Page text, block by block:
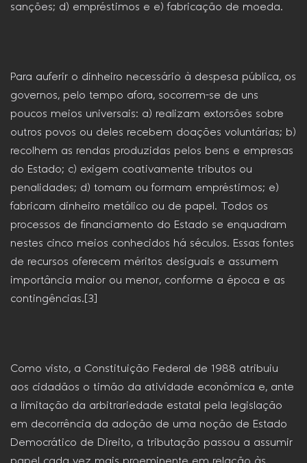
sanções; d) empréstimos e e) fabricação de moeda.
Para auferir o dinheiro necessário à despesa pública, os
governos, pelo tempo afora, socorrem-se de uns
poucos meios universais: a) realizam extorsões sobre
outros povos ou deles recebem doações voluntárias; b)
recolhem as rendas produzidas pelos bens e empresas
do Estado; c) exigem coativamente tributos ou
penalidades; d) tomam ou formam empréstimos; e)
fabricam dinheiro metálico ou de papel. Todos os
processos de financiamento do Estado se enquadram
nestes cinco meios conhecidos há séculos. Essas fontes
de recursos oferecem méritos desiguais e assumem
importância maior ou menor, conforme a época e as
contingências.[3]
Como visto, a Constituição Federal de 1988 atribuiu
aos cidadãos o timão da atividade econômica e, ante
a limitação da arbitrariedade estatal pela legislação
em decorrência da adoção de uma noção de Estado
Democrático de Direito, a tributação passou a assumir